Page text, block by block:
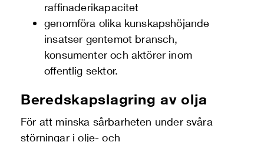
raffinaderikapacitet
genomföra olika kunskapshöjande
insatser gentemot bransch,
konsumenter och aktörer inom
offentlig sektor.
Beredskapslagring av olja
För att minska sårbarheten under svåra
störningar i olje- och